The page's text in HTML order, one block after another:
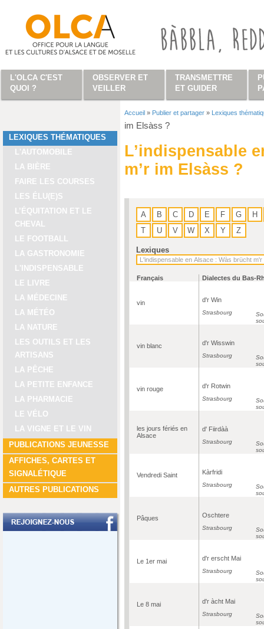
LEXIQUES THÉMATIQUES
L'AUTOMOBILE
LA BIÈRE
FAIRE LES COURSES
LES ÉLU(E)S
L’ÉQUITATION ET LE
CHEVAL
LE FOOTBALL
LA GASTRONOMIE
L'INDISPENSABLE
LE LIVRE
LA MÉDECINE
LA MÉTÉO
LA NATURE
LES OUTILS ET LES
ARTISANS
LA PÊCHE
LA PETITE ENFANCE
LA PHARMACIE
LE VÉLO
LA VIGNE ET LE VIN
PUBLICATIONS JEUNESSE
AFFICHES, CARTES ET
SIGNALÉTIQUE
AUTRES PUBLICATIONS
Vous êtes ici
Accueil » Publier et partager » Lexiques
im Elsàss ?
L’indispensable
m’r im Elsàss ?
A B C D E F G
H
T
U V W X Y Z
Lexiques
Français Dialectes du Bas-
vin d'r Win
Strasbourg
vin blanc d'r Wisswin
Strasbourg
vin rouge d'r Rotwin
Strasbourg
les jours fériés en
Alsace
d' Fiirdàà
Strasbourg
Vendredi Saint Kàrfridi
Strasbourg
Pâques Oschtere
Strasbourg
Le 1er mai d'r erscht Mai
Strasbourg
Le 8 mai d'r àcht Mai
Strasbourg
L'OLCA C'EST
QUOI ?
OBSERVER ET
VEILLER
TRANSMETTRE
ET GUIDER